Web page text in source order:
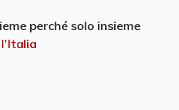
perché solo insieme